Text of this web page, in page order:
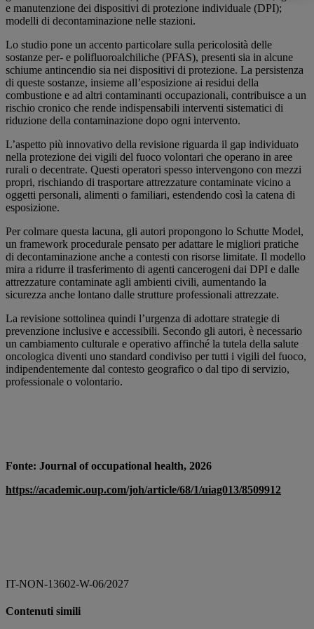
e manutenzione dei dispositivi di protezione individuale (DPI);
modelli di decontaminazione nelle stazioni.
Lo studio pone un accento particolare sulla pericolosità delle
sostanze per- e polifluoroalchiliche (PFAS), presenti sia in alcune
schiume antincendio sia nei dispositivi di protezione. La persistenza
di queste sostanze, insieme all’esposizione ai residui della
combustione e ad altri contaminanti occupazionali, contribuisce a un
rischio cronico che rende indispensabili interventi sistematici di
riduzione della contaminazione dopo ogni intervento.
L’aspetto più innovativo della revisione riguarda il gap individuato
nella protezione dei vigili del fuoco volontari che operano in aree
rurali o decentrate. Questi operatori spesso intervengono con mezzi
propri, rischiando di trasportare attrezzature contaminate vicino a
oggetti personali, alimenti o familiari, estendendo così la catena di
esposizione.
Per colmare questa lacuna, gli autori propongono lo Schutte Model,
un framework procedurale pensato per adattare le migliori pratiche
di decontaminazione anche a contesti con risorse limitate. Il modello
mira a ridurre il trasferimento di agenti cancerogeni dai DPI e dalle
attrezzature contaminate agli ambienti civili, aumentando la
sicurezza anche lontano dalle strutture professionali attrezzate.
La revisione sottolinea quindi l’urgenza di adottare strategie di
prevenzione inclusive e accessibili. Secondo gli autori, è necessario
un cambiamento culturale e operativo affinché la tutela della salute
oncologica diventi uno standard condiviso per tutti i vigili del fuoco,
indipendentemente dal contesto geografico o dal tipo di servizio,
professionale o volontario.
Fonte: Journal of occupational health, 2026
https://academic.oup.com/joh/article/68/1/uiag013/8509912
IT-NON-13602-W-06/2027
Contenuti simili